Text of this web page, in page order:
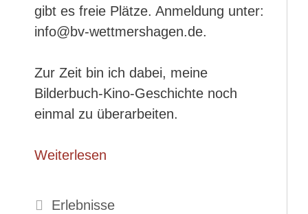
gibt es freie Plätze. Anmeldung unter:
info@bv-wettmershagen.de.
Zur Zeit bin ich dabei, meine
Bilderbuch-Kino-Geschichte noch
einmal zu überarbeiten.
Weiterlesen
Kategorien
Erlebnisse